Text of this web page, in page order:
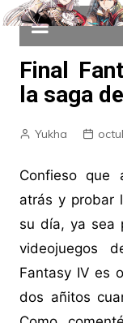
Final
la saga
Yukha
Confieso que
atrás y probar
su día, ya sea
videojuegos
Fantasy IV es
dos añitos